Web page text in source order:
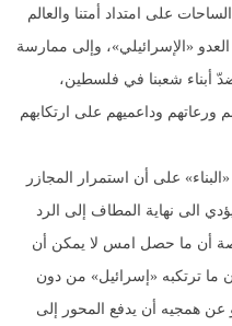
على امتداد أمتنا والعالم
العدو «الإسرائيلي»، وإلى ممارسة
أبناء شعبنا في فلسطين،
ورعاتهم وداعميهم على ارتكابهم
على أن استمرار المجازر
الى نهاية المطاف إلى الرد
أن ما حصل امس لا يمكن أن
ترتكبه «إسرائيل» من دون
عن همجيه أن يدفع المحور إلى